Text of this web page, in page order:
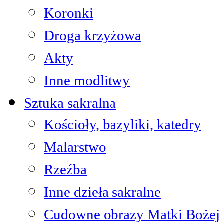
Koronki
Droga krzyżowa
Akty
Inne modlitwy
Sztuka sakralna
Kościoły, bazyliki, katedry
Malarstwo
Rzeźba
Inne dzieła sakralne
Cudowne obrazy Matki Bożej